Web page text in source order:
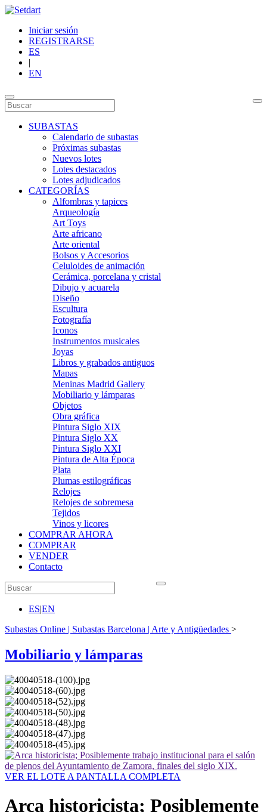
Iniciar sesión
REGISTRARSE
ES
|
EN
SUBASTAS
Calendario de subastas
Próximas subastas
Nuevos lotes
Lotes destacados
Lotes adjudicados
CATEGORÍAS
Alfombras y tapices
Arqueología
Art Toys
Arte africano
Arte oriental
Bolsos y Accesorios
Celuloides de animación
Cerámica, porcelana y cristal
Dibujo y acuarela
Diseño
Escultura
Fotografía
Iconos
Instrumentos musicales
Joyas
Libros y grabados antiguos
Mapas
Meninas Madrid Gallery
Mobiliario y lámparas
Objetos
Obra gráfica
Pintura Siglo XIX
Pintura Siglo XX
Pintura Siglo XXI
Pintura de Alta Época
Plata
Plumas estilográficas
Relojes
Relojes de sobremesa
Tejidos
Vinos y licores
COMPRAR AHORA
COMPRAR
VENDER
Contacto
ES|EN
Subastas Online | Subastas Barcelona | Arte y Antigüedades >
Mobiliario y lámparas
VER EL LOTE A PANTALLA COMPLETA
Arca historicista; Posiblemente